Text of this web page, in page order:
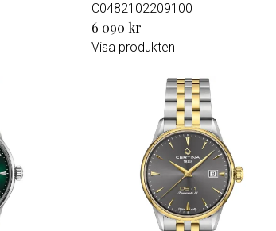
C0482102209100
6 090 kr
Visa produkten